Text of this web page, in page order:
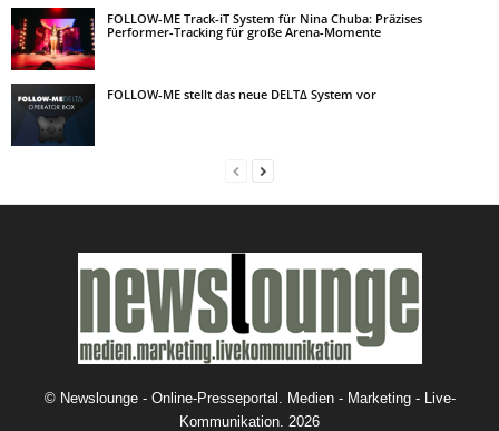
FOLLOW-ME Track-iT System für Nina Chuba: Präzises
Performer-Tracking für große Arena-Momente
FOLLOW-ME stellt das neue DELT∆ System vor
© Newslounge - Online-Presseportal. Medien - Marketing - Live-
Kommunikation. 2026